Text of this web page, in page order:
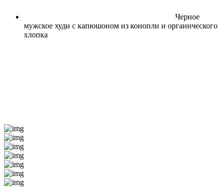
Черное
мужское худи с капюшоном из конопли и органического
хлопка